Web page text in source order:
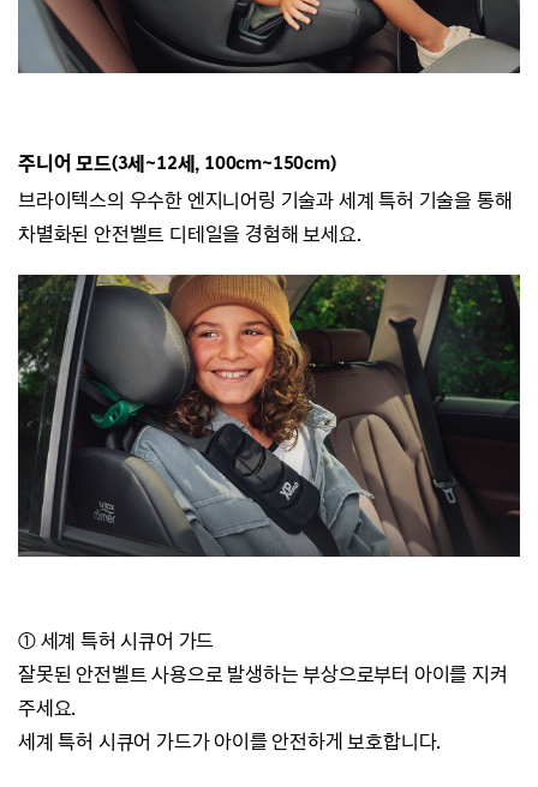
주니어 모드(3세~12세, 100cm~150cm)
브라이텍스의 우수한 엔지니어링 기술과 세계 특허 기술을 통해
차별화된 안전벨트 디테일을 경험해 보세요.
① 세계 특허 시큐어 가드
잘못된 안전벨트 사용으로 발생하는 부상으로부터 아이를 지켜
주세요.
세계 특허 시큐어 가드가 아이를 안전하게 보호합니다.